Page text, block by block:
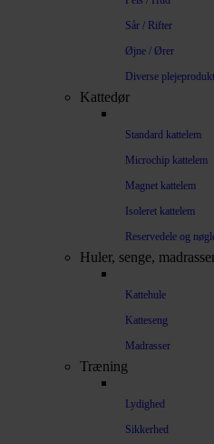
Sår / Rifter
Øjne / Ører
Diverse
Kattedør
Standard kattelem
Microchip kattelem
Magnet kattelem
Isoleret kattelem
Reservedele og
Huler, senge,
Kattehule
Katteseng
Madrasser
Træning
Lydighed
Sikkerhed